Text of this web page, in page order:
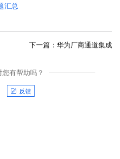
汇总
下一篇： 华为厂商通道集成
有帮助吗？
反馈